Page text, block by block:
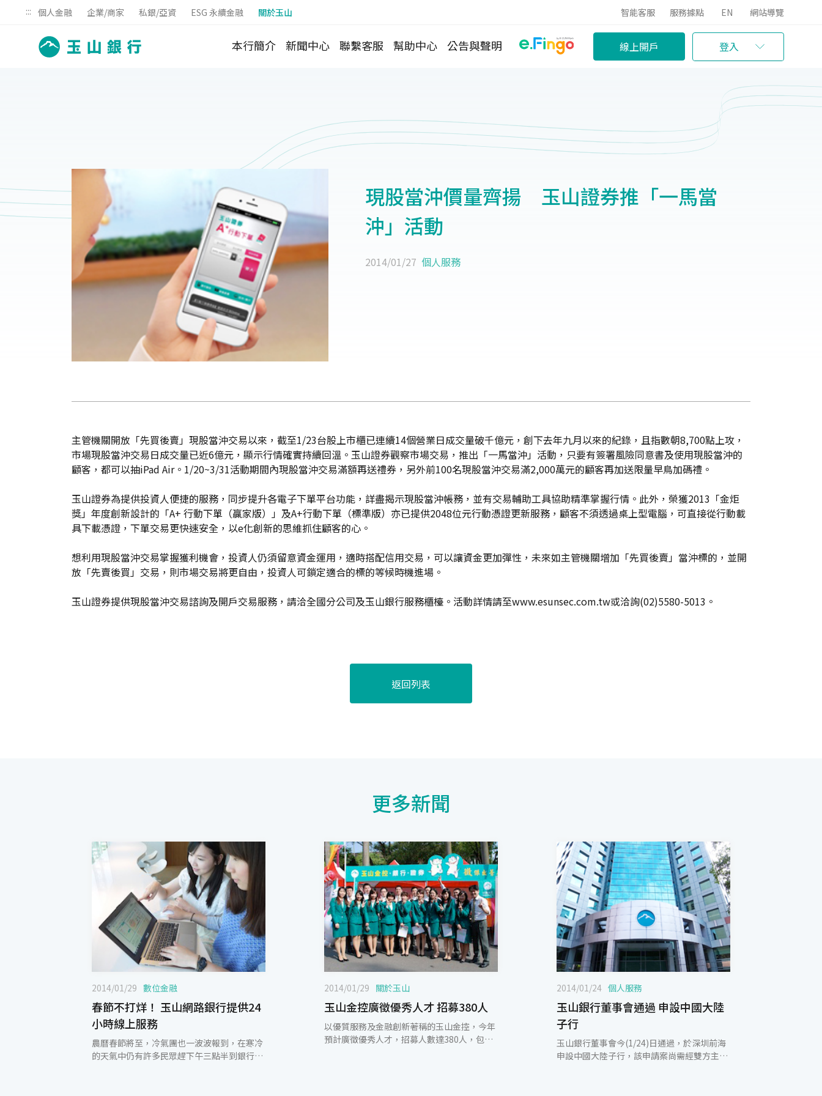
::: 個人金融 企業/商家 私銀/亞資 ESG 永續金融 關於玉山 智能客服 服務據點 EN 網站導覽
本行簡介 新聞中心 聯繫客服 幫助中心 公告與聲明 線上開戶 登入
現股當沖價量齊揚 玉山證券推「一馬當
沖」活動
2014/01/27 個人服務
主管機關開放「先買後賣」現股當沖交易以來，截至1/23台股上市櫃已連續14個營業日成交量破千億元，創下去年九月以來的紀錄，且指數朝8,700點上攻，
市場現股當沖交易日成交量已近6億元，顯示行情確實持續回溫。玉山證券觀察市場交易，推出「一馬當沖」活動，只要有簽署風險同意書及使用現股當沖的
顧客，都可以抽iPad Air。1/20~3/31活動期間內現股當沖交易滿額再送禮券，另外前100名現股當沖交易滿2,000萬元的顧客再加送限量早鳥加碼禮。
玉山證券為提供投資人便捷的服務，同步提升各電子下單平台功能，詳盡揭示現股當沖帳務，並有交易輔助工具協助精準掌握行情。此外，榮獲2013「金炬
獎」年度創新設計的「A+ 行動下單（贏家版）」及A+行動下單（標準版）亦已提供2048位元行動憑證更新服務，顧客不須透過桌上型電腦，可直接從行動載
具下載憑證，下單交易更快速安全，以e化創新的思維抓住顧客的心。
想利用現股當沖交易掌握獲利機會，投資人仍須留意資金運用，適時搭配信用交易，可以讓資金更加彈性，未來如主管機關增加「先買後賣」當沖標的，並開
放「先賣後買」交易，則市場交易將更自由，投資人可鎖定適合的標的等候時機進場。
玉山證券提供現股當沖交易諮詢及開戶交易服務，請洽全國分公司及玉山銀行服務櫃檯。活動詳情請至www.esunsec.com.tw或洽詢(02)5580-5013。
返回列表
更多新聞
2014/01/29 數位金融
春節不打烊！ 玉山網路銀行提供24
小時線上服務
農曆春節將至，冷氣團也一波波報到，在寒冷
的天氣中仍有許多民眾趕下午三點半到銀行轉
2014/01/29 關於玉山
玉山金控廣徵優秀人才 招募380人
以優質服務及金融創新著稱的玉山金控，今年
預計廣徵優秀人才，招募人數達380人，包含
2014/01/24 個人服務
玉山銀行董事會通過 申設中國大陸
子行
玉山銀行董事會今(1/24)日通過，於深圳前海
申設中國大陸子行，該申請案尚需經雙方主管